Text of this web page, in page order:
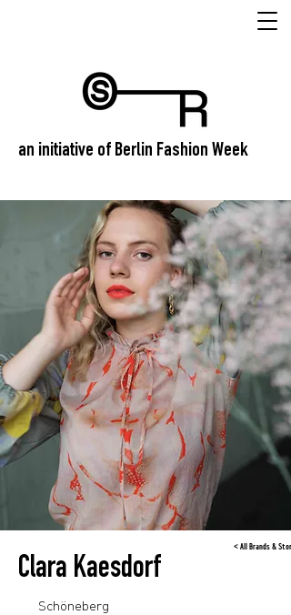
an initiative of Berlin Fashion Week
< All Brands &
Clara Kaesdorf
Schöneberg